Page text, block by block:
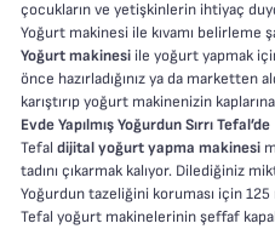
çocukların ve yetişkinlerin ihtiyaç
Yoğurt makinesi ile kıvamı belirleme
Yoğurt makinesi ile yoğurt yapmak için
önce hazırladığınız ya da marketten
karıştırıp yoğurt makinenizin
Evde Yapılmış Yoğurdun Sırrı Tefal’de
Tefal dijital yoğurt yapma makinesi
tadını çıkarmak kalıyor. Dilediğiniz
Yoğurdun tazeliğini koruması için
Tefal yoğurt makinelerinin şeffaf